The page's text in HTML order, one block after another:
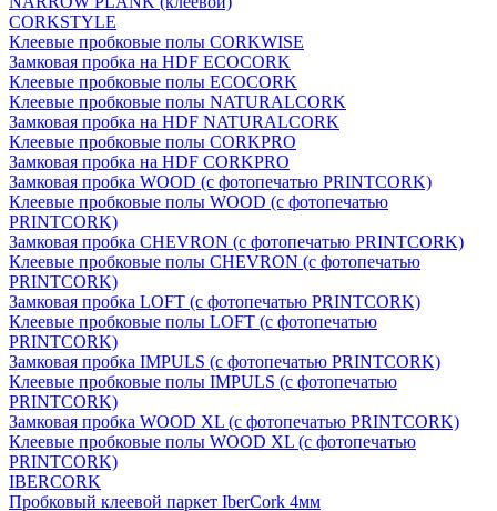
CORKSTYLE
Клеевые пробковые полы CORKWISE
Замковая пробка на HDF ECOCORK
Клеевые пробковые полы ECOCORK
Клеевые пробковые полы NATURALCORK
Замковая пробка на HDF NATURALCORK
Клеевые пробковые полы CORKPRO
Замковая пробка на HDF CORKPRO
Замковая пробка WOOD (с фотопечатью PRINTCORK)
Клеевые пробковые полы WOOD (с фотопечатью
PRINTCORK)
Замковая пробка CHEVRON (с фотопечатью PRINTCORK)
Клеевые пробковые полы CHEVRON (с фотопечатью
PRINTCORK)
Замковая пробка LOFT (с фотопечатью PRINTCORK)
Клеевые пробковые полы LOFT (с фотопечатью
PRINTCORK)
Замковая пробка IMPULS (с фотопечатью PRINTCORK)
Клеевые пробковые полы IMPULS (с фотопечатью
PRINTCORK)
Замковая пробка WOOD XL (с фотопечатью PRINTCORK)
Клеевые пробковые полы WOOD XL (с фотопечатью
PRINTCORK)
IBERCORK
Пробковый клеевой паркет IberCork 4мм